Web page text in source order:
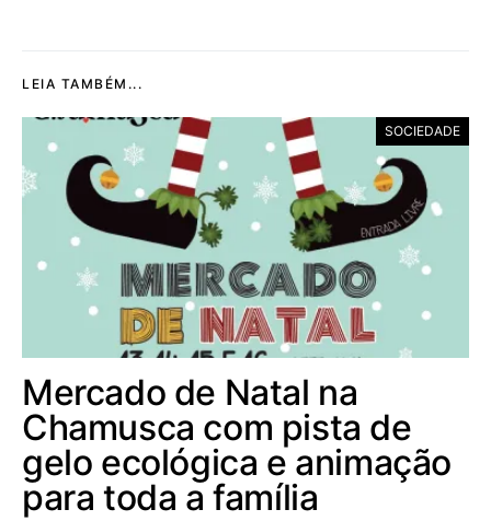
LEIA TAMBÉM...
SOCIEDADE
Mercado de Natal na
Chamusca com pista de
gelo ecológica e animação
para toda a família